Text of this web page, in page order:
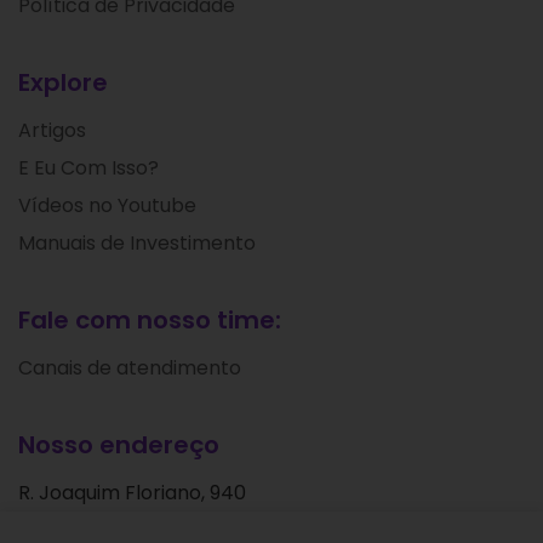
Política de Privacidade
Explore
Artigos
E Eu Com Isso?
Vídeos no Youtube
Manuais de Investimento
Fale com nosso time:
Canais de atendimento
Nosso endereço
R. Joaquim Floriano, 940